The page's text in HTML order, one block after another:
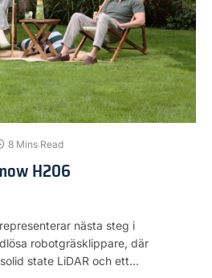
8 Mins Read
H206
nästa steg i
robotgräsklippare, där
state LiDAR och ett…